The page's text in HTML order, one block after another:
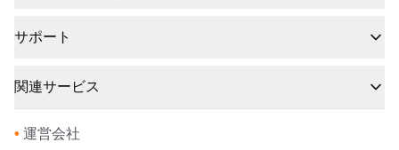
サポート
関連サービス
• 運営会社